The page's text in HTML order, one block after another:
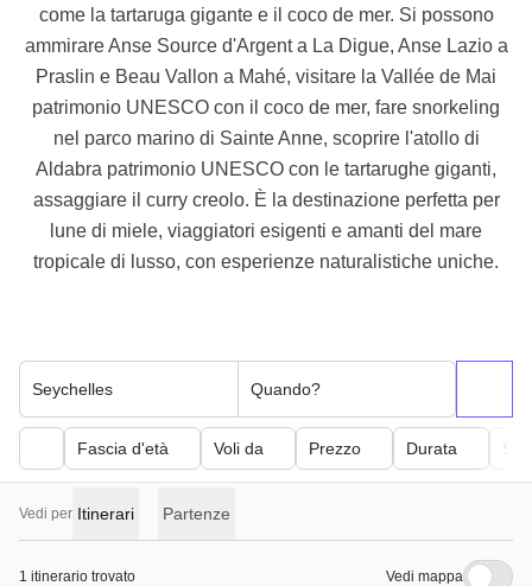
come la tartaruga gigante e il coco de mer. Si possono
ammirare Anse Source d'Argent a La Digue, Anse Lazio a
Praslin e Beau Vallon a Mahé, visitare la Vallée de Mai
patrimonio UNESCO con il coco de mer, fare snorkeling
nel parco marino di Sainte Anne, scoprire l'atollo di
Aldabra patrimonio UNESCO con le tartarughe giganti,
assaggiare il curry creolo. È la destinazione perfetta per
lune di miele, viaggiatori esigenti e amanti del mare
tropicale di lusso, con esperienze naturalistiche uniche.
Seychelles Quando?
Fascia d'età Voli da Prezzo Durata
Vedi per Itinerari Partenze
1 itinerario trovato Vedi mappa